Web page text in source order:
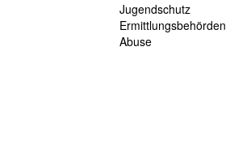
Jugendschutz
Ermittlungsbehörden
Abuse